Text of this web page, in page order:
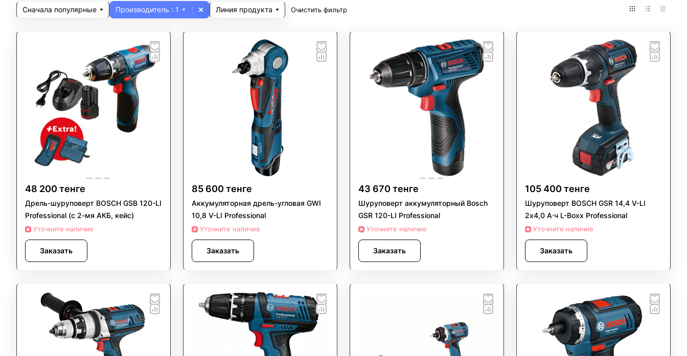
Сначала популярные Производитель : 1 Линия продукта Очистить фильтр
48 200 тенге
Дрель-шуруповерт BOSCH GSB 120-LI
Professional (с 2-мя АКБ, кейс)
Уточните наличие
Заказать
85 600 тенге
Аккумуляторная дрель-угловая GWI
10,8 V-LI Professional
Уточните наличие
Заказать
43 670 тенге
Шуруповерт аккумуляторный Bosch
GSR 120-LI Professional
Уточните наличие
Заказать
105 400 тенге
Шуруповерт BOSCH GSR 14,4 V-LI
2х4,0 А·ч L-Boxx Professional
Уточните наличие
Заказать